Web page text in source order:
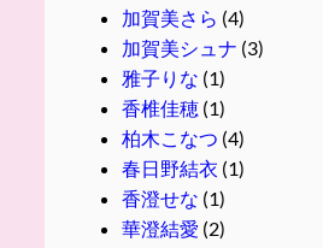
加賀美さら (4)
加賀美シュナ (3)
雅子りな (1)
香椎佳穂(1)
柏木こなつ (4)
春日野結衣 (1)
香澄せな (1)
華澄結愛 (2)